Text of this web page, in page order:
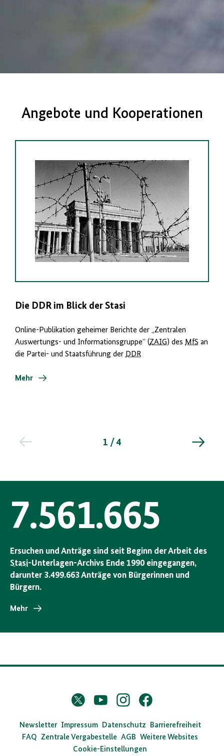
Angebote und Kooperationen
Die DDR im Blick der Stasi
Online-Publikation geheimer Berichte der „Zentralen
Auswertungs- und Informationsgruppe“ (ZAIG) des MfS an
die Partei- und Staatsführung der DDR
Mehr
1 / 4
7.561.665
Ersuchen und Anträge sind seit Beginn der Arbeit des
Stasi-Unterlagen-Archivs Ende 1990 eingegangen,
darunter 3.499.663 Anträge von Bürgerinnen und
Bürgern.
Mehr
D
s
B
Twitter
X
YouTubeInstagramFacebook
Newsletter Impressum Datenschutz
Barrierefreiheit
FAQ Zentrale Vergabestelle AGB Weitere Websites
Cookie-Einstellungen